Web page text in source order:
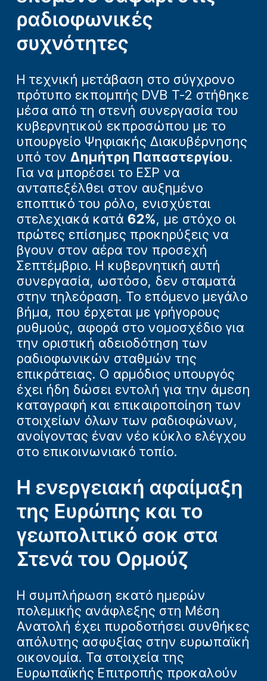
ραδιοφωνικές
συχνότητες
Η τεχνική μετάβαση στο σύγχρονο
πρότυπο εκπομπής DVB T-2 στήθηκε
μέσα από τη στενή συνεργασία του
κυβερνητικού εκπροσώπου με το
υπουργείο Ψηφιακής Διακυβέρνησης
υπό τον Δημήτρη Παπαστεργίου.
Για να μπορέσει το ΕΣΡ να
ανταπεξέλθει στον αυξημένο
εποπτικό του ρόλο, ενισχύεται
στελεχιακά κατά 62%, με στόχο οι
πρώτες επίσημες προκηρύξεις να
βγουν στον αέρα τον προσεχή
Σεπτέμβριο. Η κυβερνητική αυτή
συνεργασία, ωστόσο, δεν σταματά
στην τηλεόραση. Το επόμενο μεγάλο
βήμα, που έρχεται με γρήγορους
ρυθμούς, αφορά στο νομοσχέδιο για
την οριστική αδειοδότηση των
ραδιοφωνικών σταθμών της
επικράτειας. Ο αρμόδιος υπουργός
έχει ήδη δώσει εντολή για την άμεση
καταγραφή και επικαιροποίηση των
στοιχείων όλων των ραδιοφώνων,
ανοίγοντας έναν νέο κύκλο ελέγχου
στο επικοινωνιακό τοπίο.
Η ενεργειακή αφαίμαξη
της Ευρώπης και το
γεωπολιτικό σοκ στα
Στενά του Ορμούζ
Η συμπλήρωση εκατό ημερών
πολεμικής ανάφλεξης στη Μέση
Ανατολή έχει πυροδοτήσει συνθήκες
απόλυτης ασφυξίας στην ευρωπαϊκή
οικονομία. Τα στοιχεία της
Ευρωπαϊκής Επιτροπής προκαλούν